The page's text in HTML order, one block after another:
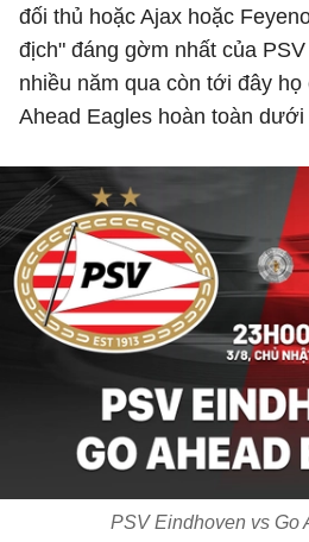
đối thủ hoặc Ajax hoặc
địch" đáng gờm nhất của
nhiều năm qua còn tới đây
Ahead Eagles hoàn toàn
PSV Eindhoven vs Go